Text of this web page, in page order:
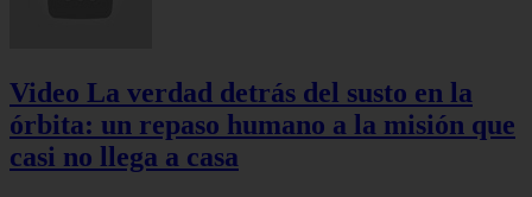
Video La verdad detrás del susto en la
órbita: un repaso humano a la misión que
casi no llega a casa